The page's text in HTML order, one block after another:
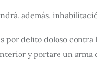
además,
por delito doloso contra
y portare un arma